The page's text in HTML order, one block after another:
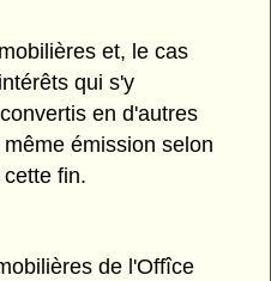
et, le cas
qui s'y
en d'autres
émission selon
fin.
de l'Offîce